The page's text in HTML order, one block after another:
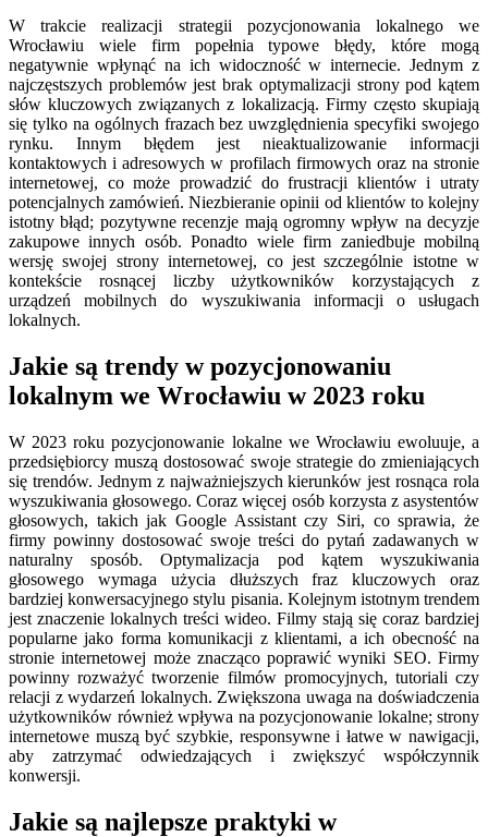
W trakcie realizacji strategii pozycjonowania lokalnego we
Wrocławiu wiele firm popełnia typowe błędy, które mogą
negatywnie wpłynąć na ich widoczność w internecie. Jednym z
najczęstszych problemów jest brak optymalizacji strony pod kątem
słów kluczowych związanych z lokalizacją. Firmy często skupiają
się tylko na ogólnych frazach bez uwzględnienia specyfiki swojego
rynku. Innym błędem jest nieaktualizowanie informacji
kontaktowych i adresowych w profilach firmowych oraz na stronie
internetowej, co może prowadzić do frustracji klientów i utraty
potencjalnych zamówień. Niezbieranie opinii od klientów to kolejny
istotny błąd; pozytywne recenzje mają ogromny wpływ na decyzje
zakupowe innych osób. Ponadto wiele firm zaniedbuje mobilną
wersję swojej strony internetowej, co jest szczególnie istotne w
kontekście rosnącej liczby użytkowników korzystających z
urządzeń mobilnych do wyszukiwania informacji o usługach
lokalnych.
Jakie są trendy w pozycjonowaniu
lokalnym we Wrocławiu w 2023 roku
W 2023 roku pozycjonowanie lokalne we Wrocławiu ewoluuje, a
przedsiębiorcy muszą dostosować swoje strategie do zmieniających
się trendów. Jednym z najważniejszych kierunków jest rosnąca rola
wyszukiwania głosowego. Coraz więcej osób korzysta z asystentów
głosowych, takich jak Google Assistant czy Siri, co sprawia, że
firmy powinny dostosować swoje treści do pytań zadawanych w
naturalny sposób. Optymalizacja pod kątem wyszukiwania
głosowego wymaga użycia dłuższych fraz kluczowych oraz
bardziej konwersacyjnego stylu pisania. Kolejnym istotnym trendem
jest znaczenie lokalnych treści wideo. Filmy stają się coraz bardziej
popularne jako forma komunikacji z klientami, a ich obecność na
stronie internetowej może znacząco poprawić wyniki SEO. Firmy
powinny rozważyć tworzenie filmów promocyjnych, tutoriali czy
relacji z wydarzeń lokalnych. Zwiększona uwaga na doświadczenia
użytkowników również wpływa na pozycjonowanie lokalne; strony
internetowe muszą być szybkie, responsywne i łatwe w nawigacji,
aby zatrzymać odwiedzających i zwiększyć współczynnik
konwersji.
Jakie są najlepsze praktyki w